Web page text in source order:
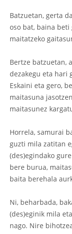
Batzuetan, gerta
oso bat, baina
maitatzeko
Bertze batzuetan,
dezakegu eta hari
Eskaini eta gero,
maitasuna
maitasunez
Horrela, samurai
guzti mila zatitan
(des)egindako
bere burua,
baita berehala
Ni, beharbada,
(des)eginik mila
nago. Nire